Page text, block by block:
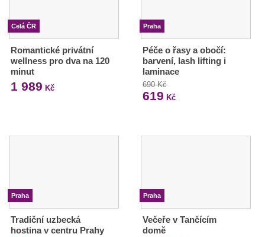
Celá ČR
Romantické privátní
wellness pro dva na 120
minut
1 989 Kč
Praha
Péče o řasy a obočí:
barvení, lash lifting i
laminace
690 Kč
619 Kč
Praha
Tradiční uzbecká
hostina v centru Prahy
Praha
Večeře v Tančícím
domě